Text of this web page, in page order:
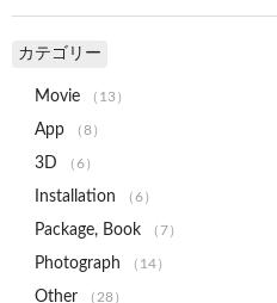
カテゴリー
Movie （13）
App （8）
3D （6）
Installation （6）
Package, Book （7）
Photograph （14）
Other （28）